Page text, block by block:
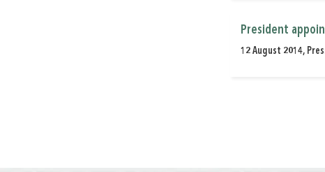
President
12 August 2014,